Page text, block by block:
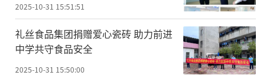
2025-10-31 15:51:51
礼丝食品集团捐赠爱心瓷砖 助力前进
中学共守食品安全
2025-10-31 15:50:00